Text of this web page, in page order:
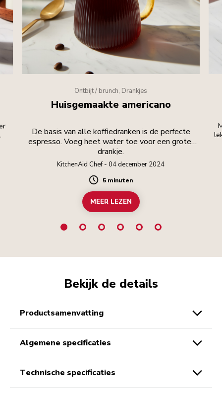
Ontbijt / brunch, Drankjes
Huisgemaakte americano
De basis van alle koffiedranken is de perfecte
espresso. Voeg heet water toe voor een groter
drankje.
KitchenAid Chef - 04 december 2024
Duration
5 minuten
MEER LEZEN
Bekijk de details
productsamenvatting
algemene specificaties
technische specificaties